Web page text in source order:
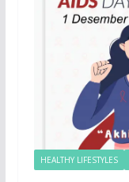
HEALTHY LIFESTYLES